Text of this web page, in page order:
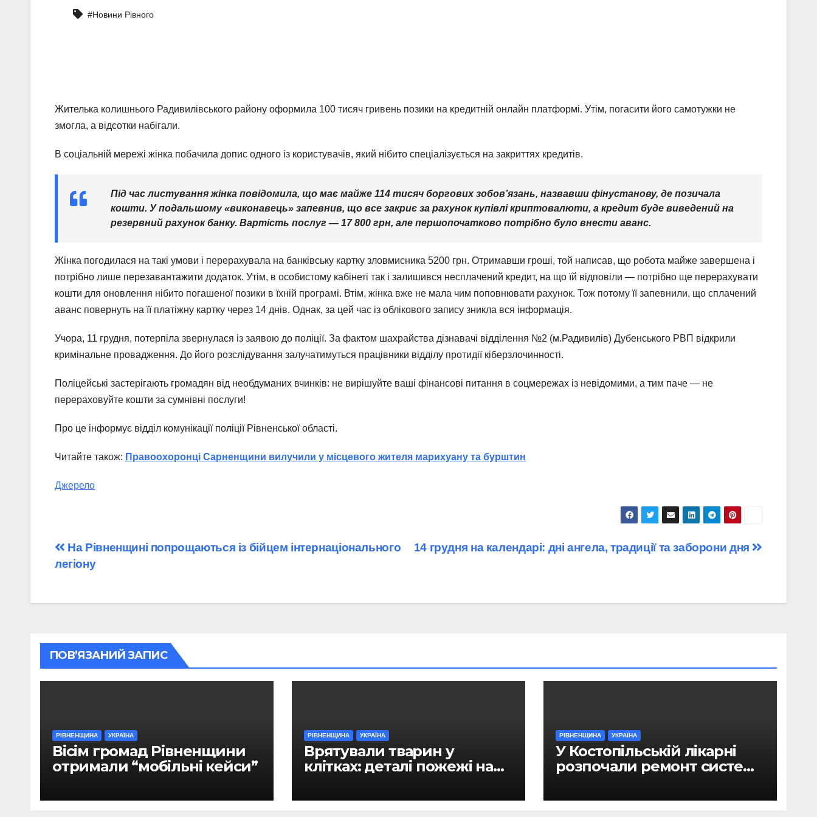
#Новини Рівного
Жителька колишнього Радивилівського району оформила 100 тисяч гривень позики на кредитній онлайн платформі. Утім, погасити його самотужки не
змогла, а відсотки набігали.
В соціальній мережі жінка побачила допис одного із користувачів, який нібито спеціалізується на закриттях кредитів.
Під час листування жінка повідомила, що має майже 114 тисяч боргових зобов’язань, назвавши фінустанову, де позичала
кошти. У подальшому «виконавець» запевнив, що все закриє за рахунок купівлі криптовалюти, а кредит буде виведений на
резервний рахунок банку. Вартість послуг — 17 800 грн, але першопочатково потрібно було внести аванс.
Жінка погодилася на такі умови і перерахувала на банківську картку зловмисника 5200 грн. Отримавши гроші, той написав, що робота майже завершена і
потрібно лише перезавантажити додаток. Утім, в особистому кабінеті так і залишився несплачений кредит, на що їй відповіли — потрібно ще перерахувати
кошти для оновлення нібито погашеної позики в їхній програмі. Втім, жінка вже не мала чим поповнювати рахунок. Тож потому її запевнили, що сплачений
аванс повернуть на її платіжну картку через 14 днів. Однак, за цей час із облікового запису зникла вся інформація.
Учора, 11 грудня, потерпіла звернулася із заявою до поліції. За фактом шахрайства дізнавачі відділення №2 (м.Радивилів) Дубенського РВП відкрили
кримінальне провадження. До його розслідування залучатимуться працівники відділу протидії кіберзлочинності.
Поліцейські застерігають громадян від необдуманих вчинків: не вирішуйте ваші фінансові питання в соцмережах із невідомими, а тим паче — не
перераховуйте кошти за сумнівні послуги!
Про це інформує відділ комунікації поліції Рівненської області.
Читайте також: Правоохоронці Сарненщини вилучили у місцевого жителя марихуану та бурштин
Джерело
Навігація
записів
14 грудня на календарі: дні ангела, традиції та заборони дня
На Рівненщині попрощаються із бійцем інтернаціонального
легіону
ПОВ’ЯЗАНИЙ ЗАПИС
РІВНЕНЩИНА УКРАЇНА
Вісім громад Рівненщини
отримали “мобільні кейси”
РІВНЕНЩИНА УКРАЇНА
Врятували тварин у
клітках: деталі пожежі на
РІВНЕНЩИНА УКРАЇНА
У Костопільській лікарні
розпочали ремонт системи